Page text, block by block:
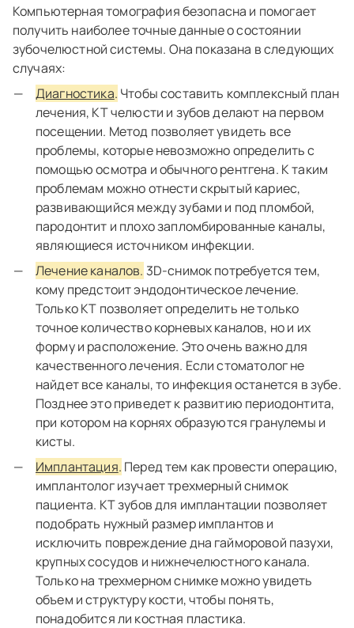
Компьютерная томография безопасна и помогает
получить наиболее точные данные о состоянии
зубочелюстной системы. Она показана в следующих
случаях:
Диагностика. Чтобы составить комплексный план
лечения, КТ челюсти и зубов делают на первом
посещении. Метод позволяет увидеть все
проблемы, которые невозможно определить с
помощью осмотра и обычного рентгена. К таким
проблемам можно отнести скрытый кариес,
развивающийся между зубами и под пломбой,
пародонтит и плохо запломбированные каналы,
являющиеся источником инфекции.
Лечение каналов. 3D-снимок потребуется тем,
кому предстоит эндодонтическое лечение.
Только КТ позволяет определить не только
точное количество корневых каналов, но и их
форму и расположение. Это очень важно для
качественного лечения. Если стоматолог не
найдет все каналы, то инфекция останется в зубе.
Позднее это приведет к развитию периодонтита,
при котором на корнях образуются гранулемы и
кисты.
Имплантация. Перед тем как провести операцию,
имплантолог изучает трехмерный снимок
пациента. КТ зубов для имплантации позволяет
подобрать нужный размер имплантов и
исключить повреждение дна гайморовой пазухи,
крупных сосудов и нижнечелюстного канала.
Только на трехмерном снимке можно увидеть
объем и структуру кости, чтобы понять,
понадобится ли костная пластика.